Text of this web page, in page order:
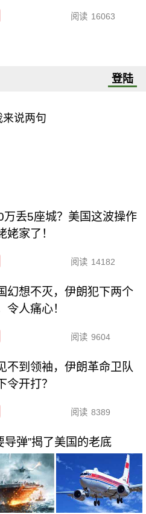
阅读 16063
登陆
来说两句
万丢5座城？美国这波操作
姥家了！
阅读 14182
幻想不灭，伊朗犯下两个
令人痛心！
阅读 9604
不到领袖，伊朗革命卫队
令开打？
阅读 8389
导弹”揭了美国的老底